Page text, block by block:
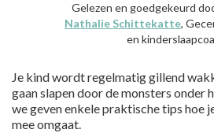
Gelezen en goedgekeurd
Nathalie Schittekatte,
en
Je kind wordt regelmatig gillend
gaan slapen door de monsters onder
we geven enkele praktische tips hoe
mee omgaat.